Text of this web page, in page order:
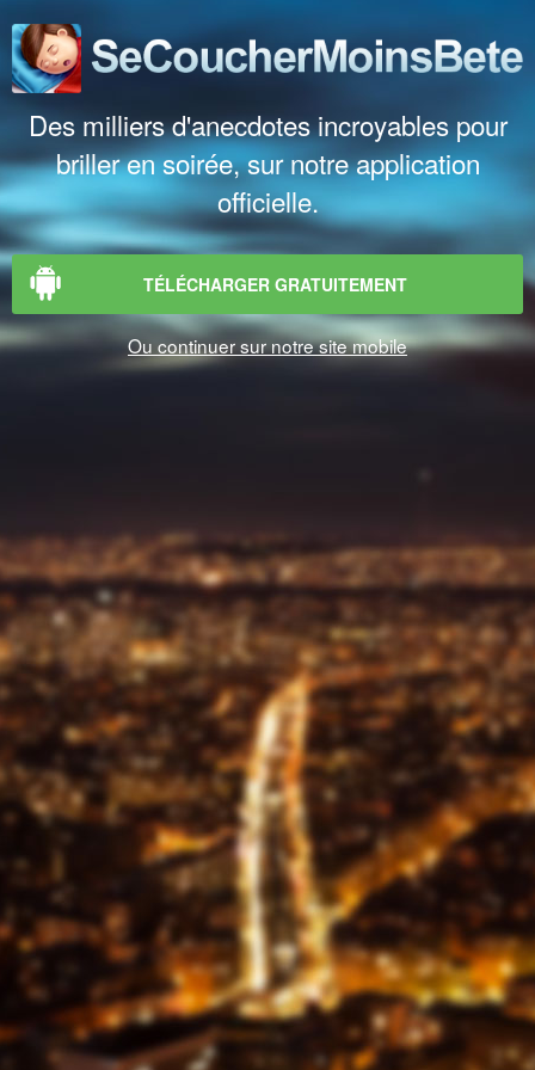
Des milliers d'anecdotes incroyables pour
briller en soirée, sur notre application
officielle.
TÉLÉCHARGER GRATUITEMENT
Ou continuer sur notre site mobile